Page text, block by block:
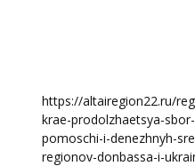
https://altairegion22.ru/
krae-prodolzhaetsya-
pomoschi-i-denezhnyh-
regionov-donbassa-i-